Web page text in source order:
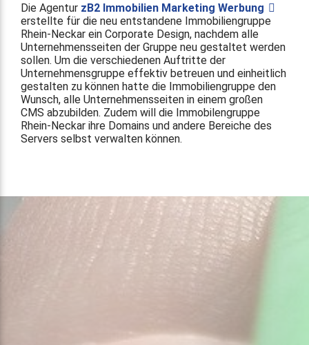
Die Agentur zB2 Immobilien Marketing Werbung
erstellte für die neu entstandene Immobiliengruppe
Rhein-Neckar ein Corporate Design, nachdem alle
Unternehmensseiten der Gruppe neu gestaltet werden
sollen. Um die verschiedenen Auftritte der
Unternehmensgruppe effektiv betreuen und einheitlich
gestalten zu können hatte die Immobiliengruppe den
Wunsch, alle Unternehmensseiten in einem großen
CMS abzubilden. Zudem will die Immobilengruppe
Rhein-Neckar ihre Domains und andere Bereiche des
Servers selbst verwalten können.